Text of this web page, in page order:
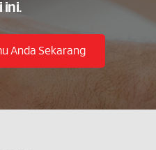
ini.
Anda Sekarang